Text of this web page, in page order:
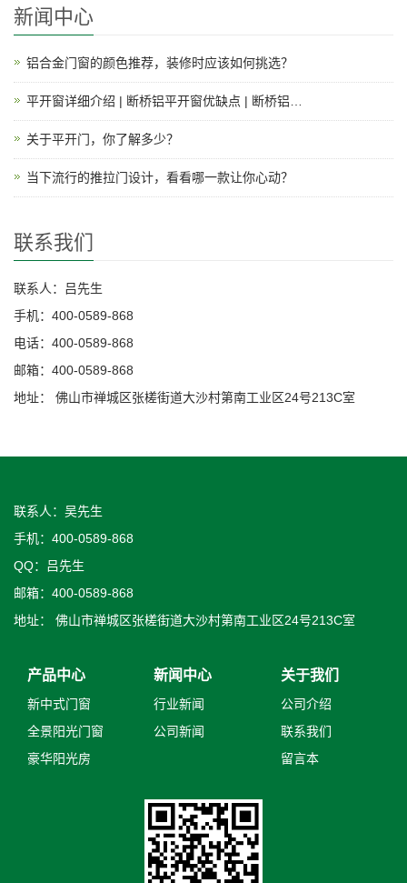
新闻中心
铝合金门窗的颜色推荐，装修时应该如何挑选？
平开窗详细介绍 | 断桥铝平开窗优缺点 | 断桥铝…
关于平开门，你了解多少？
当下流行的推拉门设计，看看哪一款让你心动？
联系我们
联系人：吕先生
手机：400-0589-868
电话：400-0589-868
邮箱：400-0589-868
地址： 佛山市禅城区张槎街道大沙村第南工业区24号213C室
联系人：吴先生
手机：400-0589-868
QQ：吕先生
邮箱：400-0589-868
地址： 佛山市禅城区张槎街道大沙村第南工业区24号213C室
产品中心
新中式门窗
全景阳光门窗
豪华阳光房
新闻中心
行业新闻
公司新闻
关于我们
公司介绍
联系我们
留言本